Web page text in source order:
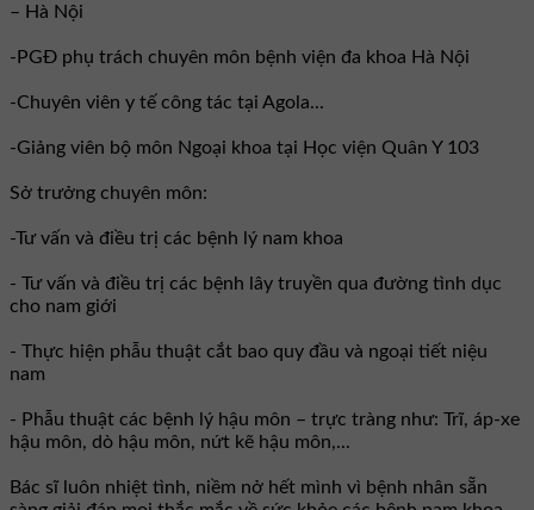
– Hà Nội
-PGĐ phụ trách chuyên môn bệnh viện đa khoa Hà Nội
-Chuyên viên y tế công tác tại Agola...
-Giảng viên bộ môn Ngoại khoa tại Học viện Quân Y 103
Sở trưởng chuyên môn:
-Tư vấn và điều trị các bệnh lý nam khoa
- Tư vấn và điều trị các bệnh lây truyền qua đường tình dục
cho nam giới
- Thực hiện phẫu thuật cắt bao quy đầu và ngoại tiết niệu
nam
- Phẫu thuật các bệnh lý hậu môn – trực tràng như: Trĩ, áp-xe
hậu môn, dò hậu môn, nứt kẽ hậu môn,...
Bác sĩ luôn nhiệt tình, niềm nở hết mình vì bệnh nhân sẵn